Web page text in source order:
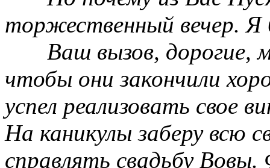
торжественный вечер.
Ваш вызов, дорогие,
чтобы они закончили
успел реализовать свое
На каникулы заберу всю
справлять свадьбу